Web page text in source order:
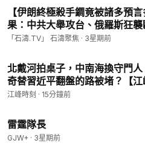
Miami, FL
Minneapolis, MN
Portland, ME
🌷請觀眾朋友們點讚、訂閱，分享
❤️捐款靖遠：https://
國朋友的捐款可獲聯邦抵稅。
🔔會員節目《靖遠互動》每週與粉
【伊朗終極殺手鐧竟被諸多預
果：中共大舉攻台、俄羅斯狂
發！（07/17/26）#trump #iran
「石濤.TV」 石濤聚焦 · 3星期前
北戴河拍桌子，中南海換守門
奇替習近平翻盤的路被堵？【
457期】#中國時局
江峰時刻 · 15分鐘前
雷霆隊長
GJW+ · 3星期前